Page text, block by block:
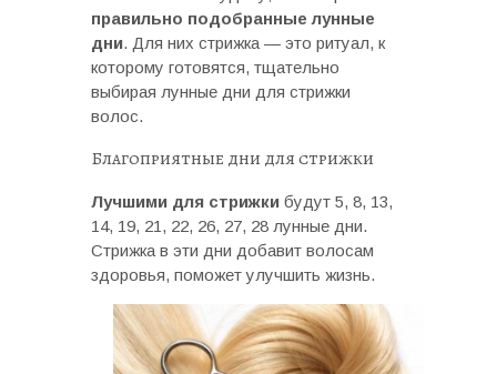
правильно подобранные лунные
дни. Для них стрижка — это ритуал, к
которому готовятся, тщательно
выбирая лунные дни для стрижки
волос.
Благоприятные дни для стрижки
Лучшими для стрижки будут 5, 8, 13,
14, 19, 21, 22, 26, 27, 28 лунные дни.
Стрижка в эти дни добавит волосам
здоровья, поможет улучшить жизнь.